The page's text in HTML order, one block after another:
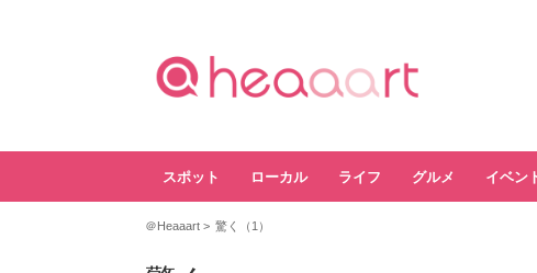
スポット ローカル ライフ グルメ イベン
＠Heaaart 驚く（1）